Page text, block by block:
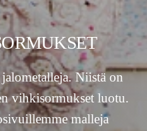
Niistä on
vihkisormukset luotu.
malleja